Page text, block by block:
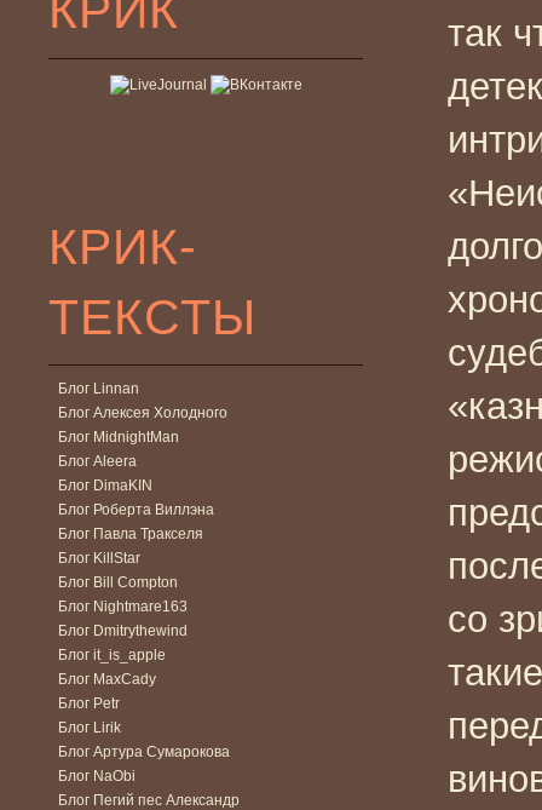
КРИК-
ТЕКСТЫ
Блог Linnan
Блог Алексея Холодного
Блог MidnightMan
Блог Aleera
Блог DimaKIN
Блог Роберта Виллэна
Блог Павла Тракселя
Блог KillStar
Блог Bill Compton
Блог Nightmare163
Блог Dmitrythewind
Блог it_is_apple
Блог MaxCady
Блог Petr
Блог Lirik
Блог Артура Сумарокова
Блог NaObi
Блог Пегий пес Александр
так
со